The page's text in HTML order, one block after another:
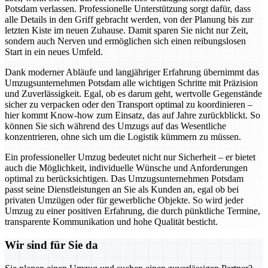
Potsdam verlassen. Professionelle Unterstützung sorgt dafür, dass
alle Details in den Griff gebracht werden, von der Planung bis zur
letzten Kiste im neuen Zuhause. Damit sparen Sie nicht nur Zeit,
sondern auch Nerven und ermöglichen sich einen reibungslosen
Start in ein neues Umfeld.
Dank moderner Abläufe und langjähriger Erfahrung übernimmt das
Umzugsunternehmen Potsdam alle wichtigen Schritte mit Präzision
und Zuverlässigkeit. Egal, ob es darum geht, wertvolle Gegenstände
sicher zu verpacken oder den Transport optimal zu koordinieren –
hier kommt Know-how zum Einsatz, das auf Jahre zurückblickt. So
können Sie sich während des Umzugs auf das Wesentliche
konzentrieren, ohne sich um die Logistik kümmern zu müssen.
Ein professioneller Umzug bedeutet nicht nur Sicherheit – er bietet
auch die Möglichkeit, individuelle Wünsche und Anforderungen
optimal zu berücksichtigen. Das Umzugsunternehmen Potsdam
passt seine Dienstleistungen an Sie als Kunden an, egal ob bei
privaten Umzügen oder für gewerbliche Objekte. So wird jeder
Umzug zu einer positiven Erfahrung, die durch pünktliche Termine,
transparente Kommunikation und hohe Qualität besticht.
Wir sind für Sie da